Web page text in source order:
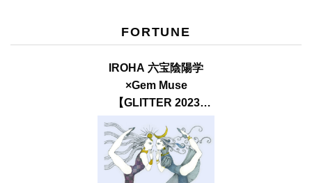
FORTUNE
IROHA 六宝陰陽学
×Gem Muse
【GLITTER 2023
SUMMER issue】